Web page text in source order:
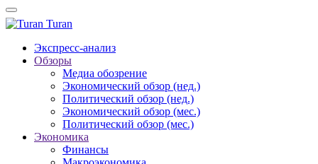
Turan
Экспресс-анализ
Обзоры
Медиа обозрение
Экономический обзор (нед.)
Политический обзор (нед.)
Экономический обзор (мес.)
Политический обзор (мес.)
Экономика
Финансы